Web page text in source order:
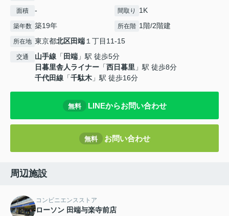
面積 - 間取り 1K
築年数 築19年 所在階 1階/2階建
所在地 東京都北区田端１丁目11-15
交通 山手線 「 田端 」駅 徒歩5分
日暮里舎人ライナー 「西日暮里 」駅 徒歩8分
千代田線 「千駄木 」駅 徒歩16分
無料 LINEからお問い合わせ
無料 お問い合わせ
周辺施設
コンビニエンスストア
ローソン 田端与楽寺前店